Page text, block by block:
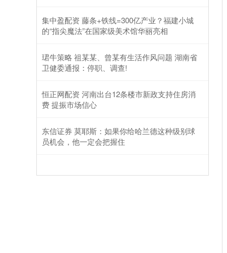
集中盈配资 藤条+铁线=300亿产业？福建小城
的“指尖魔法”在国家级美术馆华丽亮相
珺牛策略 祖某某、曾某有生活作风问题 湖南省
卫健委通报：停职、调查!
恒正网配资 河南出台12条楼市新政支持住房消
费 提振市场信心
东信证券 莫耶斯：如果你给哈兰德这种级别球
员机会，他一定会把握住